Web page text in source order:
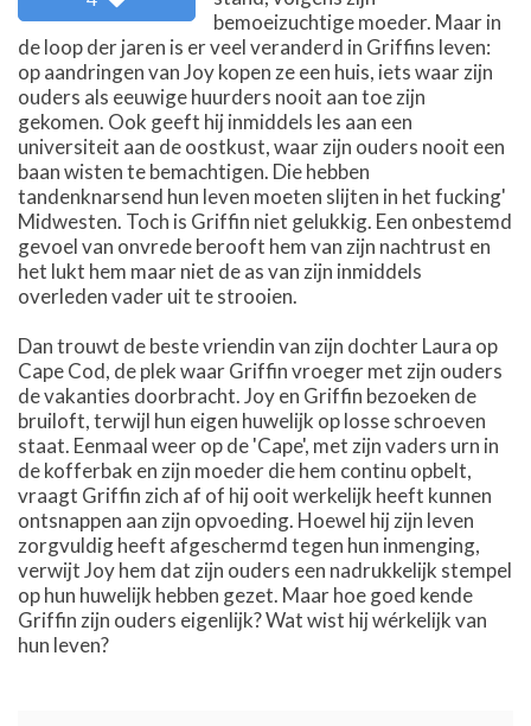
bemoeizuchtige moeder. Maar in
de loop der jaren is er veel veranderd in Griffins leven:
op aandringen van Joy kopen ze een huis, iets waar zijn
ouders als eeuwige huurders nooit aan toe zijn
gekomen. Ook geeft hij inmiddels les aan een
universiteit aan de oostkust, waar zijn ouders nooit een
baan wisten te bemachtigen. Die hebben
tandenknarsend hun leven moeten slijten in het fucking'
Midwesten. Toch is Griffin niet gelukkig. Een onbestemd
gevoel van onvrede berooft hem van zijn nachtrust en
het lukt hem maar niet de as van zijn inmiddels
overleden vader uit te strooien.
Dan trouwt de beste vriendin van zijn dochter Laura op
Cape Cod, de plek waar Griffin vroeger met zijn ouders
de vakanties doorbracht. Joy en Griffin bezoeken de
bruiloft, terwijl hun eigen huwelijk op losse schroeven
staat. Eenmaal weer op de 'Cape', met zijn vaders urn in
de kofferbak en zijn moeder die hem continu opbelt,
vraagt Griffin zich af of hij ooit werkelijk heeft kunnen
ontsnappen aan zijn opvoeding. Hoewel hij zijn leven
zorgvuldig heeft afgeschermd tegen hun inmenging,
verwijt Joy hem dat zijn ouders een nadrukkelijk stempel
op hun huwelijk hebben gezet. Maar hoe goed kende
Griffin zijn ouders eigenlijk? Wat wist hij wérkelijk van
hun leven?